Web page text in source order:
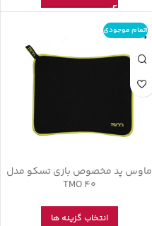
اتمام موجودی
ماوس پد مخصوص بازی تسکو مدل
TMO 40
انتخاب گزینه ها